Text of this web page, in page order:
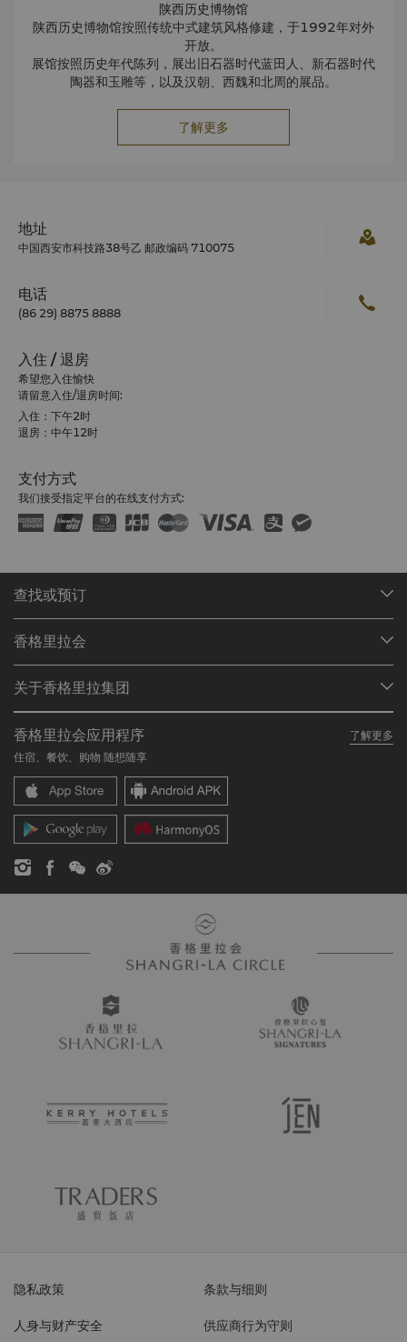
陕西历史博物馆
陕西历史博物馆按照传统中式建筑风格修建，于1992年对外
开放。
展馆按照历史年代陈列，展出旧石器时代蓝田人、新石器时代
陶器和玉雕等，以及汉朝、西魏和北周的展品。
了解更多
地址
中国西安市科技路38号乙 邮政编码 710075
电话
(86 29) 8875 8888
入住 / 退房
希望您入住愉快
请留意入住/退房时间:
入住：下午2时
退房：中午12时
支付方式
我们接受指定平台的在线支付方式:
查找或预订
查找预订
餐厅与酒吧
香格里拉会
加入香格里拉会
常见问题
联络我们
关于香格里拉集团
我们的酒店品牌
香格里拉中心
香格里拉公寓
联系方式
职业发展
企业社会责任
新闻稿
香格里拉会应用程序
了解更多
住宿、餐饮、购物 随想随享
隐私政策 条款与细则
人身与财产安全 供应商行为守则